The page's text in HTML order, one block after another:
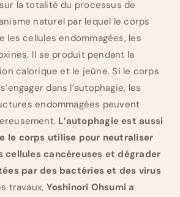
la totalité du processus de
naturel par lequel le corps
les cellules endommagées, les
Il se produit pendant la
calorique et le jeûne. Si le corps
dans l’autophagie, les
endommagées peuvent
L’autophagie est aussi
le corps utilise pour neutraliser
cellules cancéreuses et dégrader
par des bactéries et des virus
travaux, Yoshinori Ohsumi a